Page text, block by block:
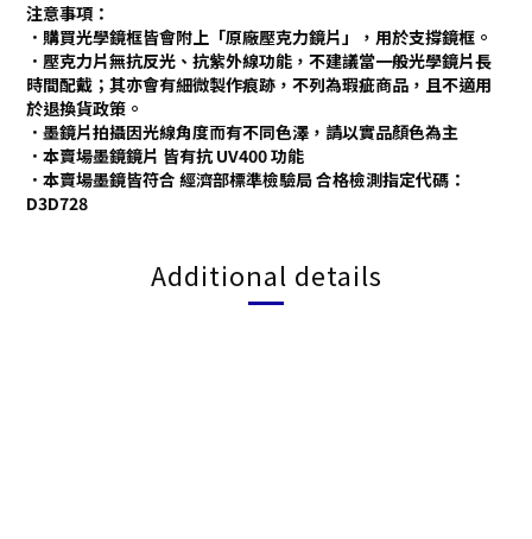
注意事項：
．購買光學鏡框皆會附上「原廠壓克力鏡片」，用於支撐鏡框。
．壓克力片無抗反光、抗紫外線功能，不建議當一般光學鏡片長
時間配戴；其亦會有細微製作痕跡，不列為瑕疵商品，且不適用
於退換貨政策。
．墨鏡片拍攝因光線角度而有不同色澤，請以實品顏色為主
．本賣場墨鏡鏡片 皆有抗 UV400 功能
．本賣場墨鏡皆符合 經濟部標準檢驗局 合格檢測指定代碼：
D3D728
Additional details